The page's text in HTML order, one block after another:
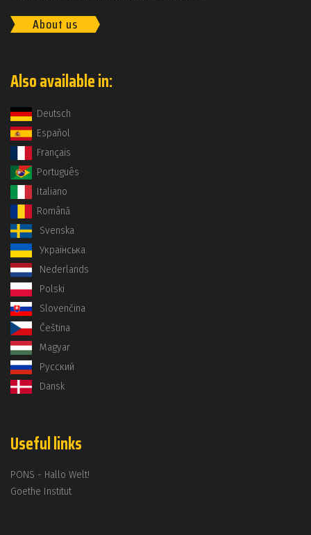
About us
Also available in:
Deutsch
Español
Français
Português
Italiano
Română
Svenska
Українська
Nederlands
Polski
Slovenčina
Čeština
Magyar
Русский
Dansk
Useful links
PONS - Hallo Welt!
Goethe Institut